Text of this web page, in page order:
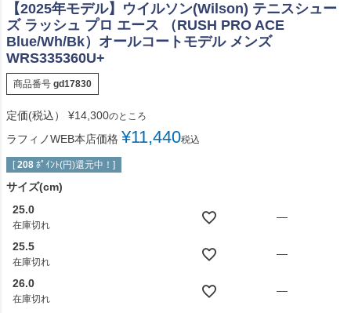
【2025年モデル】ウイルソン(Wilson) テニスシュー
ズ ラッシュ プロ エース （RUSH PRO ACE
Blue/Wh/Bk）オールコートモデル メンズ
WRS335360U+
商品番号 gd17830
定価(税込） ¥14,300のところ
ラフィノWEB本店価格 ¥11,440税込
[ 208 ﾎﾟｲﾝﾄ(円)還元中！]
サイズ(cm)
25.0
在庫切れ
—
25.5
在庫切れ
—
26.0
在庫切れ
—